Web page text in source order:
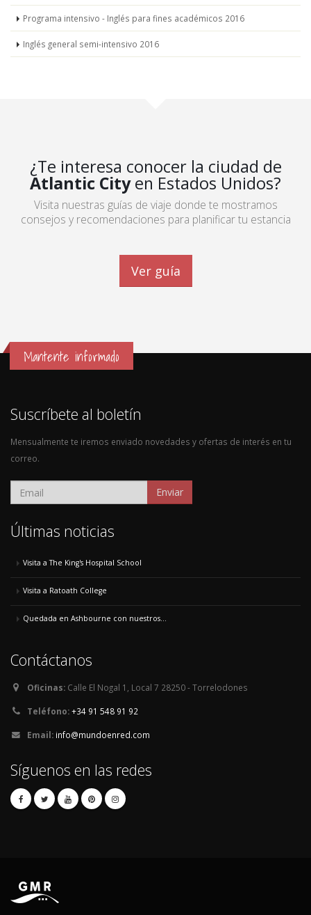
Programa intensivo - Inglés para fines académicos 2016
Inglés general semi-intensivo 2016
¿Te interesa conocer la ciudad de
Atlantic Cityen Estados Unidos?
Visita nuestras guías de viaje donde te mostramos
consejos y recomendaciones para planificar tu estancia
Ver guía
Mantente informado
Suscríbete al boletín
Mensualmente te iremos enviado novedades y ofertas de interés en tu
correo.
Enviar
Últimas noticias
Visita a The King's Hospital School
Visita a Ratoath College
Quedada en Ashbourne con nuestros...
Contáctanos
Oficinas: Calle El Nogal 1, Local 7 28250 - Torrelodones
Teléfono:+34 91 548 91 92
Email: info@mundoenred.com
Síguenos en las redes